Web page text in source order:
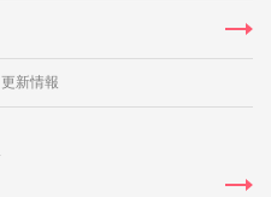
更新情報